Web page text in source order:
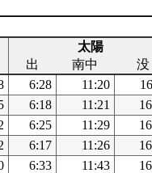
太陽
出 南中
没
6:28 11:20
6:18 11:21
6:25 11:29
6:17 11:26
6:33 11:43